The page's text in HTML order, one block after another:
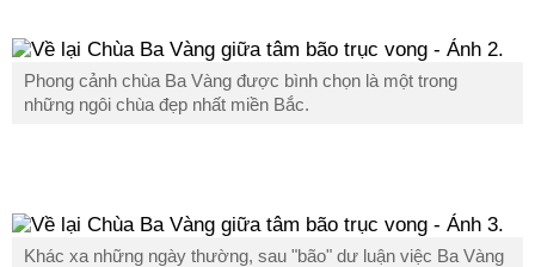
Phong cảnh chùa Ba Vàng được bình chọn là một trong
những ngôi chùa đẹp nhất miền Bắc.
Khác xa những ngày thường, sau "bão" dư luận việc Ba Vàng